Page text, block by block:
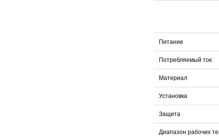
Питание
Потребляемый ток
Материал
Установка
Защита
Диапазон рабочих